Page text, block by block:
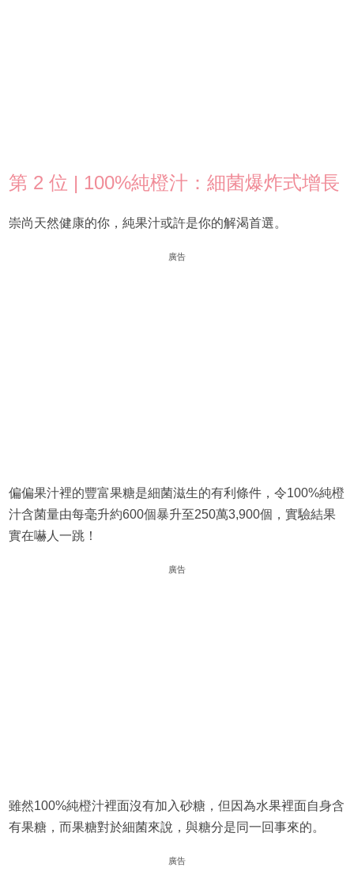
第 2 位 | 100%純橙汁：細菌爆炸式增長
崇尚天然健康的你，純果汁或許是你的解渴首選。
廣告
偏偏果汁裡的豐富果糖是細菌滋生的有利條件，令100%純橙
汁含菌量由每毫升約600個暴升至250萬3,900個，實驗結果
實在嚇人一跳！
廣告
雖然100%純橙汁裡面沒有加入砂糖，但因為水果裡面自身含
有果糖，而果糖對於細菌來說，與糖分是同一回事來的。
廣告